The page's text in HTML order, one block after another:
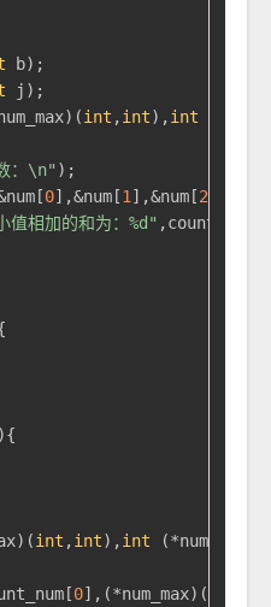
b) ;
j) ;
int ,int),int
：\n" );
0],&num[1 ],&num[2
值相加的和为：%d" ,count
{
int ,int),int (*num_min)(
0